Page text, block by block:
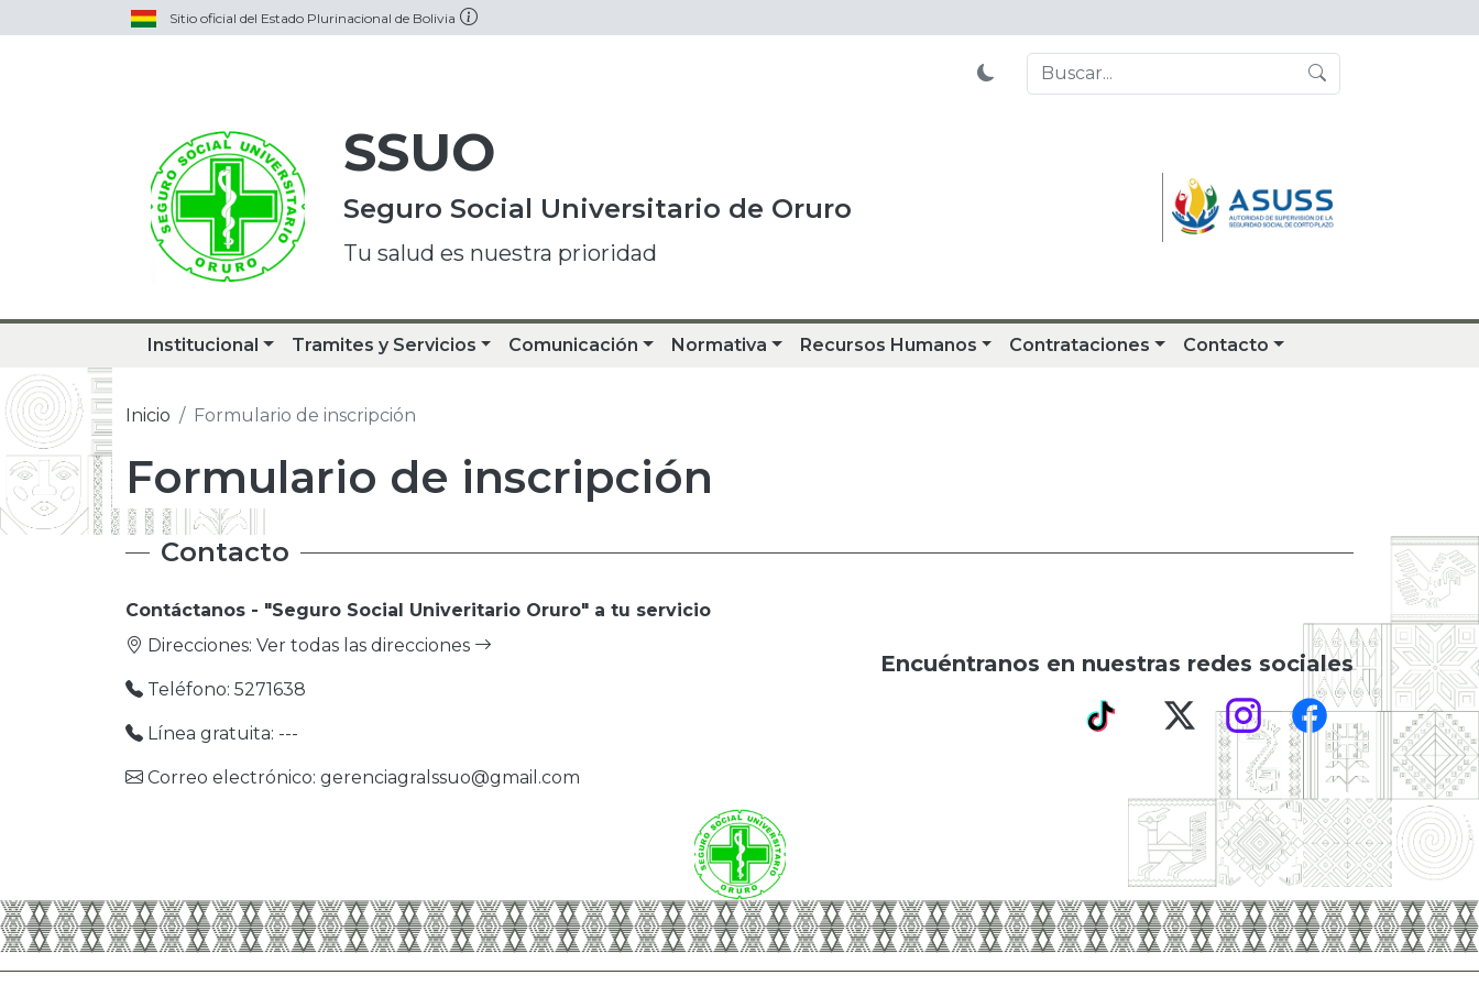
Sitio oficial del Estado Plurinacional de Bolivia
SSUO
Seguro Social Universitario de Oruro
Tu salud es nuestra prioridad
Institucional Tramites y Servicios Comunicación Normativa Recursos Humanos Contrataciones Contacto
Inicio Formulario de inscripción
Formulario de inscripción
Contacto
Contáctanos - "Seguro Social Univeritario Oruro" a tu servicio
Direcciones: Ver todas las direcciones
Teléfono: 5271638
Línea gratuita: ---
Correo electrónico: gerenciagralssuo@gmail.com
Encuéntranos en nuestras redes sociales